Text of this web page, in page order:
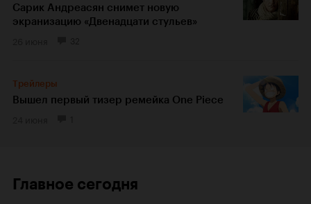
Сарик Андреасян снимет новую
экранизацию «Двенадцати стульев»
Трейлеры
Вышел первый тизер ремейка One Piece
Главное сегодня